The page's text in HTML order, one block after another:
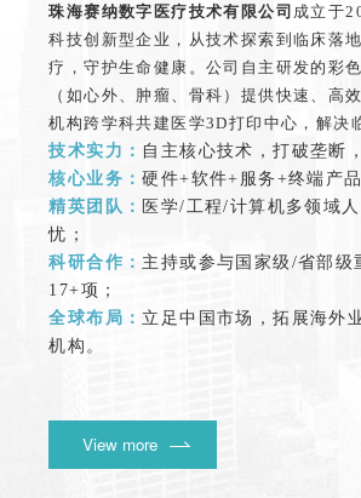
珠海赛纳数字医疗技术有限公司 成立于
科技创新型企业，从技术探索到临床落
疗，守护生命健康。公司自主研发的彩
（如心外、肿瘤、骨科）提供快速、高
机构跨学科共建医学3D打印中心，解决
技术实力： 自主核心技术，打破垄断
核心业务：硬件+软件+服务+终端产
精英团队： 医学/工程/计算机多领域
忧；
科研合作： 主持或参与国家级/省部级
17+项；
全球布局：立足中国市场，拓展海外
机构。
View more